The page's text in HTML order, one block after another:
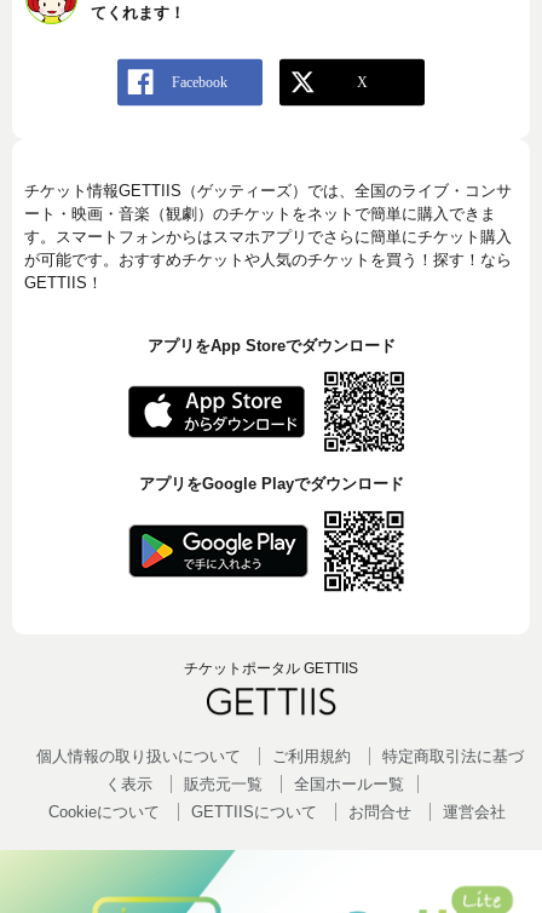
てくれます！
チケット情報GETTIIS（ゲッティーズ）では、全国のライブ・コンサ
ート・映画・音楽（観劇）のチケットをネットで簡単に購入できま
す。スマートフォンからはスマホアプリでさらに簡単にチケット購入
が可能です。おすすめチケットや人気のチケットを買う！探す！なら
GETTIIS！
アプリをApp Storeでダウンロード
アプリをGoogle Playでダウンロード
チケットポータル GETTIIS
個人情報の取り扱いについて ご利用規約
特定商取引法に基づ
く表示
販売元一覧
全国ホールー覧
Cookieについて
GETTIISについて お問合せ 運営会社